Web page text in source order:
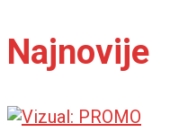
Najnovije